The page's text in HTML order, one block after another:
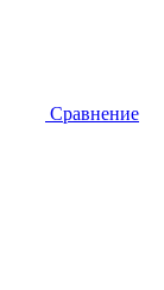
Сравнение